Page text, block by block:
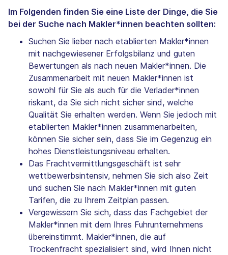
Im Folgenden finden Sie eine Liste der Dinge, die Sie
bei der Suche nach Makler*innen beachten sollten:
Suchen Sie lieber nach etablierten Makler*innen
mit nachgewiesener Erfolgsbilanz und guten
Bewertungen als nach neuen Makler*innen. Die
Zusammenarbeit mit neuen Makler*innen ist
sowohl für Sie als auch für die Verlader*innen
riskant, da Sie sich nicht sicher sind, welche
Qualität Sie erhalten werden. Wenn Sie jedoch mit
etablierten Makler*innen zusammenarbeiten,
können Sie sicher sein, dass Sie im Gegenzug ein
hohes Dienstleistungsniveau erhalten.
Das Frachtvermittlungsgeschäft ist sehr
wettbewerbsintensiv, nehmen Sie sich also Zeit
und suchen Sie nach Makler*innen mit guten
Tarifen, die zu Ihrem Zeitplan passen.
Vergewissern Sie sich, dass das Fachgebiet der
Makler*innen mit dem Ihres Fuhrunternehmens
übereinstimmt. Makler*innen, die auf
Trockenfracht spezialisiert sind, wird Ihnen nicht